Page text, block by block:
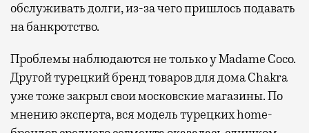
обслуживать долги, из-за чего пришлось подавать
на банкротство.
Проблемы наблюдаются не только у Madame Coco.
Другой турецкий бренд товаров для дома Chakra
уже тоже закрыл свои московские магазины. По
мнению эксперта, вся модель турецких home-